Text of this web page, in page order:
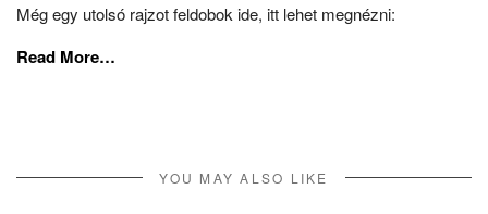
Még egy utolsó rajzot feldobok ide, itt lehet megnézni:
Read More…
YOU MAY ALSO LIKE